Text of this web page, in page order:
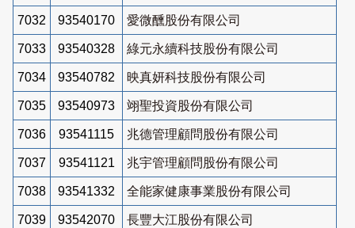
7032 93540170 愛微醺股份有限公司
7033 93540328 綠元永續科技股份有限公司
7034 93540782 映真妍科技股份有限公司
7035 93540973 翊聖投資股份有限公司
7036 93541115 兆德管理顧問股份有限公司
7037 93541121 兆宇管理顧問股份有限公司
7038 93541332 全能家健康事業股份有限公司
7039 93542070 長豐大江股份有限公司